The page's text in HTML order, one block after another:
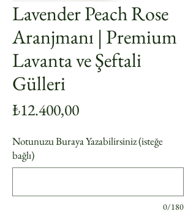
Lavender Peach Rose
Aranjmanı | Premium
Lavanta ve Şeftali
Gülleri
₺12.400,00Fiyat
Notunuzu Buraya Yazabilirsiniz (isteğe
bağlı)
0/180